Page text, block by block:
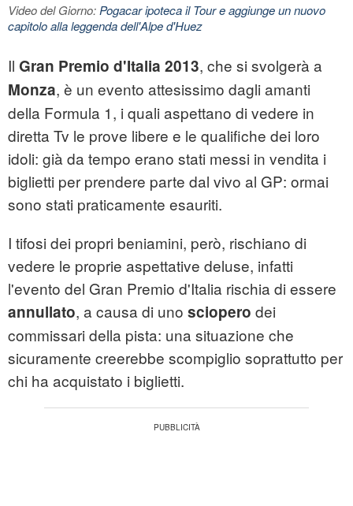
Video del Giorno: Pogacar ipoteca il Tour e aggiunge un nuovo
capitolo alla leggenda dell'Alpe d'Huez
Il Gran Premio d'Italia 2013, che si svolgerà a
Monza, è un evento attesissimo dagli amanti
della Formula 1, i quali aspettano di vedere in
diretta Tv le prove libere e le qualifiche dei loro
idoli: già da tempo erano stati messi in vendita i
biglietti per prendere parte dal vivo al GP: ormai
sono stati praticamente esauriti.
I tifosi dei propri beniamini, però, rischiano di
vedere le proprie aspettative deluse, infatti
l'evento del Gran Premio d'Italia rischia di essere
annullato, a causa di uno sciopero dei
commissari della pista: una situazione che
sicuramente creerebbe scompiglio soprattutto per
chi ha acquistato i biglietti.